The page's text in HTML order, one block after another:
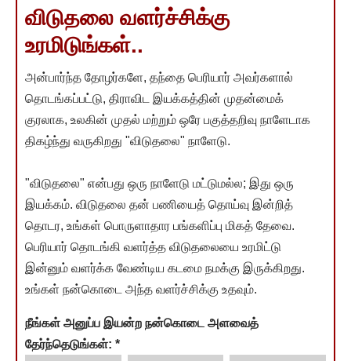
விடுதலை வளர்ச்சிக்கு
உரமிடுங்கள்..
அன்பார்ந்த தோழர்களே, தந்தை பெரியார் அவர்களால்
தொடங்கப்பட்டு, திராவிட இயக்கத்தின் முதன்மைக்
குரலாக, உலகின் முதல் மற்றும் ஒரே பகுத்தறிவு நாளேடாக
திகழ்ந்து வருகிறது "விடுதலை" நாளேடு.
"விடுதலை" என்பது ஒரு நாளேடு மட்டுமல்ல; இது ஒரு
இயக்கம். விடுதலை தன் பணியைத் தொய்வு இன்றித்
தொடர, உங்கள் பொருளாதார பங்களிப்பு மிகத் தேவை.
பெரியார் தொடங்கி வளர்த்த விடுதலையை உரமிட்டு
இன்னும் வளர்க்க வேண்டிய கடமை நமக்கு இருக்கிறது.
உங்கள் நன்கொடை அந்த வளர்ச்சிக்கு உதவும்.
நீங்கள் அனுப்ப இயன்ற நன்கொடை அளவைத்
தேர்ந்தெடுங்கள்: *